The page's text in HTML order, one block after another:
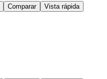
Comparar Vista rápida